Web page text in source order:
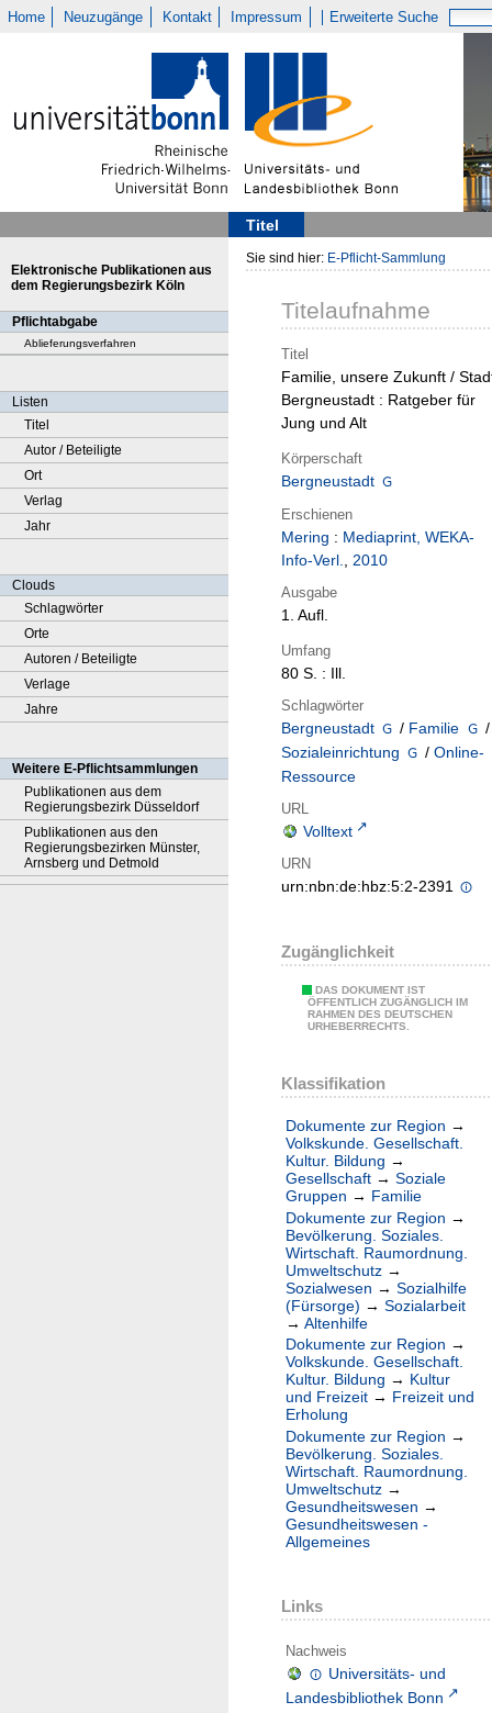
Home Neuzugänge Kontakt Impressum Erweiterte Suche
Titel
Elektronische Publikationen aus
dem Regierungsbezirk Köln
Pflichtabgabe
Ablieferungsverfahren
Listen
Titel
Autor / Beteiligte
Ort
Verlag
Jahr
Clouds
Schlagwörter
Orte
Autoren / Beteiligte
Verlage
Jahre
Weitere E-Pflichtsammlungen
Publikationen aus dem
Regierungsbezirk Düsseldorf
Publikationen aus den
Regierungsbezirken Münster,
Arnsberg und Detmold
Sie sind hier: E-Pflicht-Sammlung
Titelaufnahme
Titel
Familie, unsere Zukunft /
Bergneustadt : Ratgeber für
Jung und Alt
Körperschaft
Bergneustadt
Erschienen
Mering : Mediaprint, WEKA-
Info-Verl., 2010
Ausgabe
1. Aufl.
Umfang
80 S. : Ill.
Schlagwörter
Bergneustadt / Familie
/
Sozialeinrichtung
/ Online-
Ressource
URL
Volltext
URN
urn:nbn:de:hbz:5:2-2391
Zugänglichkeit
DAS DOKUMENT IST
ÖFFENTLICH ZUGÄNGLICH IM
RAHMEN DES DEUTSCHEN
URHEBERRECHTS.
Klassifikation
Dokumente zur Region →
Volkskunde. Gesellschaft.
Kultur. Bildung →
Gesellschaft → Soziale
Gruppen → Familie
Dokumente zur Region →
Bevölkerung. Soziales.
Wirtschaft. Raumordnung.
Umweltschutz →
Sozialwesen → Sozialhilfe
(Fürsorge) → Sozialarbeit
→ Altenhilfe
Dokumente zur Region →
Volkskunde. Gesellschaft.
Kultur. Bildung → Kultur
und Freizeit → Freizeit und
Erholung
Dokumente zur Region →
Bevölkerung. Soziales.
Wirtschaft. Raumordnung.
Umweltschutz →
Gesundheitswesen →
Gesundheitswesen -
Allgemeines
Links
Nachweis
Universitäts- und
Landesbibliothek Bonn